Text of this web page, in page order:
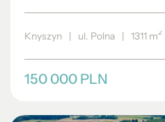
Knyszyn | ul. Polna | 1311 m2
150 000 PLN